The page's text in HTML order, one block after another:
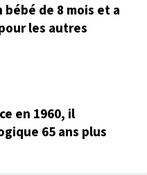
bébé de 8 mois et a
les autres
en 1960, il
65 ans plus